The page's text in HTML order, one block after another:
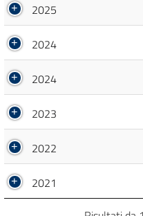
2025
2024
2024
2023
2022
2021